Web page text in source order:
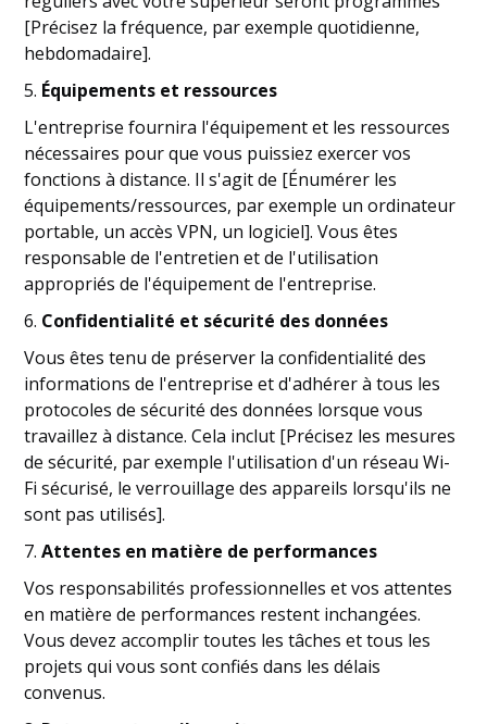
[Précisez la fréquence, par exemple quotidienne,
hebdomadaire].
5. Équipements et ressources
L'entreprise fournira l'équipement et les ressources
nécessaires pour que vous puissiez exercer vos
fonctions à distance. Il s'agit de [Énumérer les
équipements/ressources, par exemple un ordinateur
portable, un accès VPN, un logiciel]. Vous êtes
responsable de l'entretien et de l'utilisation
appropriés de l'équipement de l'entreprise.
6. Confidentialité et sécurité des données
Vous êtes tenu de préserver la confidentialité des
informations de l'entreprise et d'adhérer à tous les
protocoles de sécurité des données lorsque vous
travaillez à distance. Cela inclut [Précisez les mesures
de sécurité, par exemple l'utilisation d'un réseau Wi-
Fi sécurisé, le verrouillage des appareils lorsqu'ils ne
sont pas utilisés].
7.Attentes en matière de performances
Vos responsabilités professionnelles et vos attentes
en matière de performances restent inchangées.
Vous devez accomplir toutes les tâches et tous les
projets qui vous sont confiés dans les délais
convenus.